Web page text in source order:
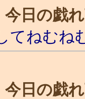
日の戯
てねむね
日の戯